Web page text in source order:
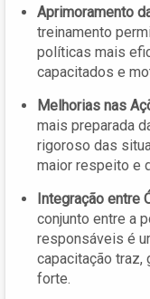
Aprimoramento
treinamento
políticas mais
capacitados e
Melhorias nas
mais preparada
rigoroso das
maior respeito e
Integração entre
conjunto entre a
responsáveis é
capacitação traz,
forte.